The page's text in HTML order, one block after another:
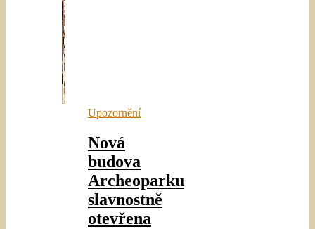
Upozornění
Nová
budova
Archeoparku
slavnostně
otevřena